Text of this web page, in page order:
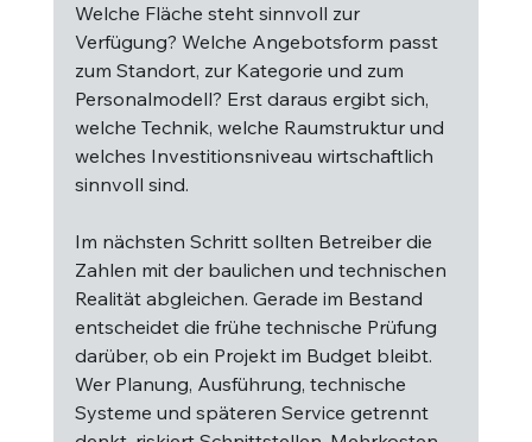
Welche Fläche steht sinnvoll zur
Verfügung? Welche Angebotsform passt
zum Standort, zur Kategorie und zum
Personalmodell? Erst daraus ergibt sich,
welche Technik, welche Raumstruktur und
welches Investitionsniveau wirtschaftlich
sinnvoll sind.
Im nächsten Schritt sollten Betreiber die
Zahlen mit der baulichen und technischen
Realität abgleichen. Gerade im Bestand
entscheidet die frühe technische Prüfung
darüber, ob ein Projekt im Budget bleibt.
Wer Planung, Ausführung, technische
Systeme und späteren Service getrennt